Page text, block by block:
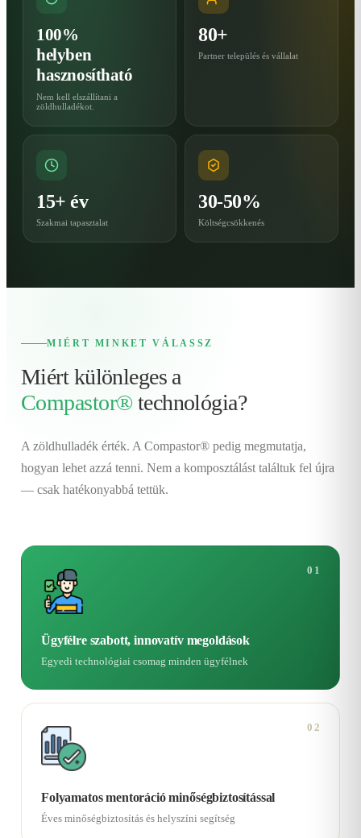
100%
helyben
hasznosítható
Nem kell elszállítani a
zöldhulladékot.
80+
Partner település és vállalat
15+ év
Szakmai tapasztalat
30-50%
Költségcsökkenés
MIÉRT MINKET VÁLASSZ
Miért különleges a
Compastor® technológia?
A zöldhulladék érték. A Compastor® pedig megmutatja,
hogyan lehet azzá tenni. Nem a komposztálást találtuk fel újra
— csak hatékonyabbá tettük.
01
Ügyfélre szabott, innovatív megoldások
Egyedi technológiai csomag minden ügyfélnek
02
Folyamatos mentoráció minőségbiztosítással
Éves minőségbiztosítás és helyszíni segítség